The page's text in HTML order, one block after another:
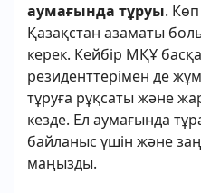
аумағында тұруы.
Қазақстан азаматы
керек. Кейбір МҚҰ
резиденттерімен де
тұруға рұқсаты және
кезде. Ел аумағында
байланыс үшін және
маңызды.